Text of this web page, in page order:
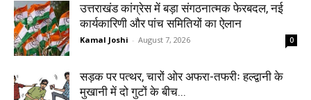
उत्तराखंड कांग्रेस में बड़ा संगठनात्मक फेरबदल, नई
कार्यकारिणी और पांच समितियों का ऐलान
Kamal Joshi - August 7, 2026 0
सड़क पर पत्थर, चारों ओर अफरा-तफरीः हल्द्वानी के
मुखानी में दो गुटों के बीच...